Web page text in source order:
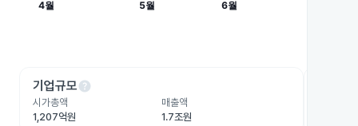
기업규모help
시가총액
1,207억원
매출액
1.7조원